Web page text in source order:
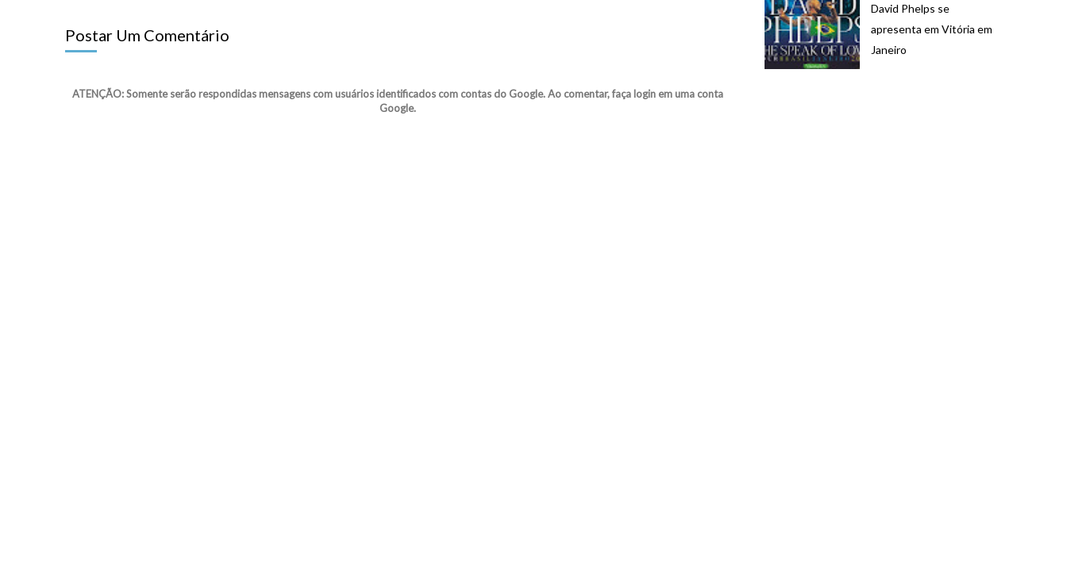
Postar Um Comentário
ATENÇÃO: Somente serão respondidas mensagens com usuários identificados com contas do Google. Ao comentar, faça login em uma conta
Google.
David Phelps se
apresenta em Vitória em
Janeiro